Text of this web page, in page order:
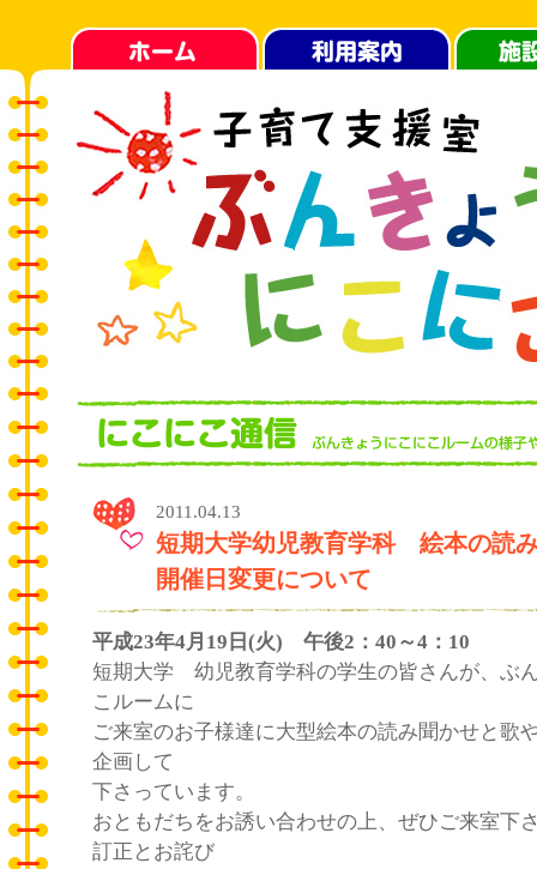
2011.04.13
短期大学幼児教育学科 絵本の読
開催日変更について
平成23年4月19日(火) 午後2：40～4：10
短期大学 幼児教育学科の学生の皆さんが、ぶ
こルームに
ご来室のお子様達に大型絵本の読み聞かせと歌
企画して
下さっています。
おともだちをお誘い合わせの上、ぜひご来室下
訂正とお詫び